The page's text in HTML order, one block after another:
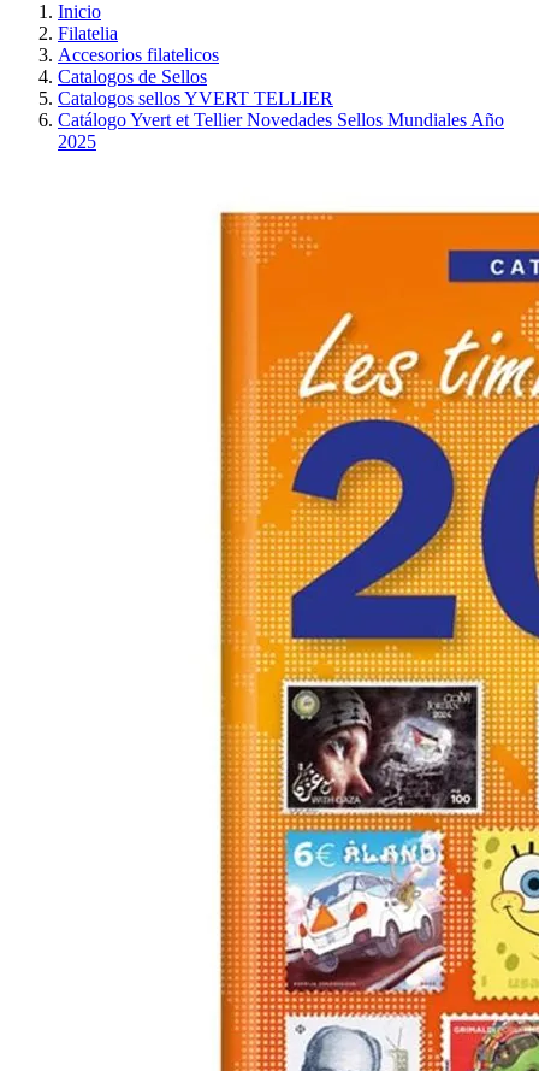
Inicio
Filatelia
Accesorios filatelicos
Catalogos de Sellos
Catalogos sellos YVERT TELLIER
Catálogo Yvert et Tellier Novedades Sellos Mundiales Año
2025